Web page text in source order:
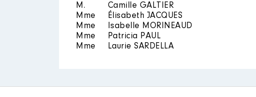
M.
Camille GALTIER
Mme
Élisabeth JACQUES
Mme
Isabelle MORINEAUD
Mme
Patricia PAUL
Mme
Laurie SARDELLA